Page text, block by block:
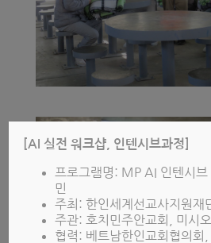
[AI 실전 워크샵, 인텐시브과정]
프로그램명: MP AI 인텐시
민
주최: 한인세계선교사지원재
주관: 호치민주안교회, 미시
협력: 베트남한인교회협의회